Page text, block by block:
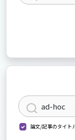
論文/記事のタイト